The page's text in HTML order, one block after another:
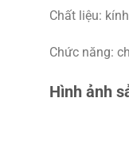
Chất liệu: kính
Chức năng:
Hình ảnh